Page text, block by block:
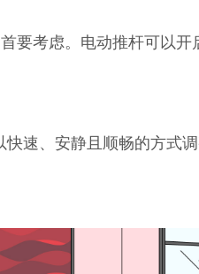
要考虑。电动推杆可以
速、安静且顺畅的方式调